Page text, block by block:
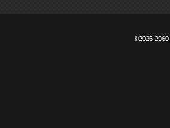
©2026 2960